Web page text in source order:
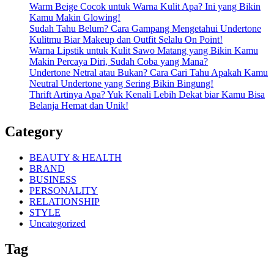
Warm Beige Cocok untuk Warna Kulit Apa? Ini yang Bikin
Kamu Makin Glowing!
Sudah Tahu Belum? Cara Gampang Mengetahui Undertone
Kulitmu Biar Makeup dan Outfit Selalu On Point!
Warna Lipstik untuk Kulit Sawo Matang yang Bikin Kamu
Makin Percaya Diri, Sudah Coba yang Mana?
Undertone Netral atau Bukan? Cara Cari Tahu Apakah Kamu
Neutral Undertone yang Sering Bikin Bingung!
Thrift Artinya Apa? Yuk Kenali Lebih Dekat biar Kamu Bisa
Belanja Hemat dan Unik!
Category
BEAUTY & HEALTH
BRAND
BUSINESS
PERSONALITY
RELATIONSHIP
STYLE
Uncategorized
Tag